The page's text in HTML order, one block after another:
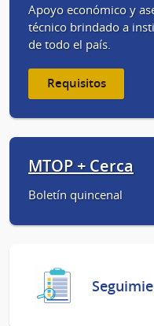
Apoyo económico y
técnico brindado a
de todo el país.
Requisitos
MTOP + Cerca
Boletín quincenal